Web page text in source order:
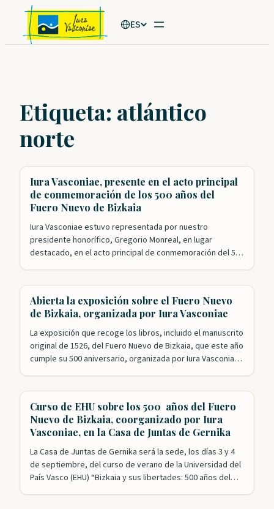
Saltar
contenido
ES
Etiqueta: atlántico
norte
Iura Vasconiae, presente en el acto principal
de conmemoración de los 500 años del
Fuero Nuevo de Bizkaia
Iura Vasconiae estuvo representada por nuestro
presidente honorífico, Gregorio Monreal, en lugar
destacado, en el acto principal de conmemoración del 500
primero de ellos con el exitoso…
Abierta la exposición sobre el Fuero Nuevo
de Bizkaia, organizada por Iura Vasconiae
La exposición que recoge los libros, incluido el manuscrito
original de 1526, del Fuero Nuevo de Bizkaia, que este año
cumple su 500 aniversario, organizada por Iura Vasconiae,
Curso de EHU sobre los 500 años del Fuero
Nuevo de Bizkaia, coorganizado por Iura
Vasconiae, en la Casa de Juntas de Gernika
La Casa de Juntas de Gernika será la sede, los días 3 y 4
de septiembre, del curso de verano de la Universidad del
País Vasco (EHU) “Bizkaia y sus libertades: 500 años del